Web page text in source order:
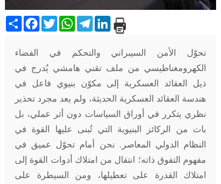
Share Facebook
TwitterWhatsAppTelegramLinkedIn
تحوّل الأمن السيبراني والتحكم في الفضاء
الكهرومغناطيسي من ملف تقني هامشي يُدرج في
ذيل العقائد العسكرية إلى مكوّن بنيوي فاعل في
هندسة العقائد العسكرية الحديثة، ولم يعد مجرد تحذير
نظري يتكرر في أوراق السياسات دون أثر عملي، بل
بات من الركائز البنيوية التي تُبنى عليها القوة في
النظام الدولي المعاصر. نحن أمام تحوّل عميق في
مفهوم التفوق ذاته؛ انتقال من امتلاك أدوات القوة إلى
امتلاك القدرة على تعطيلها، ومن السيطرة على